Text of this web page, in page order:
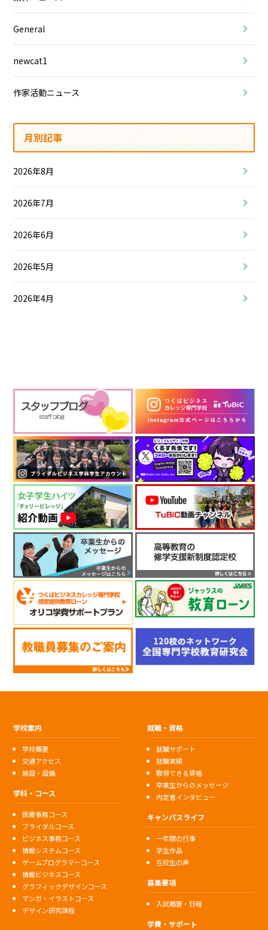
General
newcat1
作家活動ニュース
月別記事
2026年8月
2026年7月
2026年6月
2026年5月
2026年4月
学校案内
学校概要
交通アクセス
施設・設備
学科・コース
医療事務コース
ブライダルコース
ビジネス事務コース
情報システムコース
ゲームプログラマーコース
情報ビジネスコース
グラフィックデザインコース
マンガ・イラストコース
デザイン研究課程
就職・資格
就職サポート
就職実績
取得できる資格
卒業生からのメッセージ
内定者インタビュー
キャンパスライフ
一年間の行事
学生作品
在校生の声
募集要項
入試概要・日程
学費・サポート